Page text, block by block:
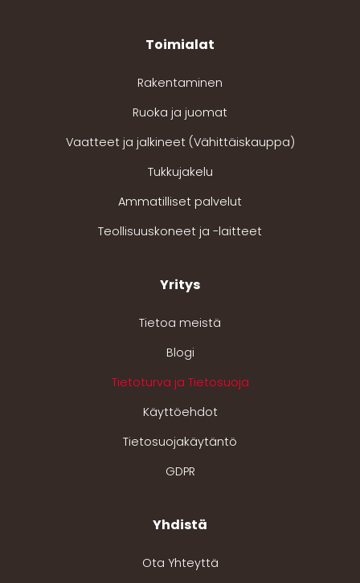
Toimialat
Rakentaminen
Ruoka ja juomat
Vaatteet ja jalkineet (Vähittäiskauppa)
Tukkujakelu
Ammatilliset palvelut
Teollisuuskoneet ja -laitteet
Yritys
Tietoa meistä
Blogi
Tietoturva ja Tietosuoja
Käyttöehdot
Tietosuojakäytäntö
GDPR
Yhdistä
Ota Yhteyttä